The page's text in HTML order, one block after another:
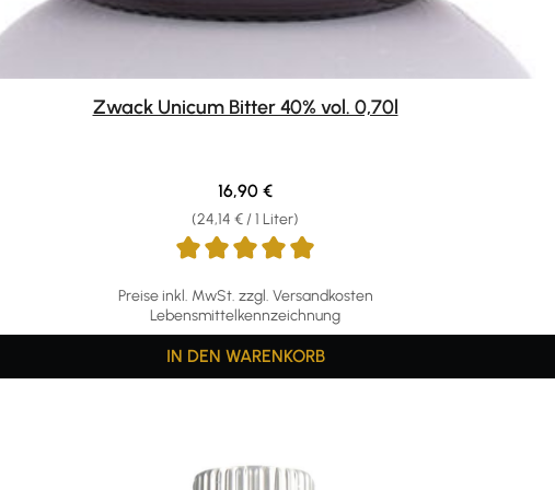
Zwack Unicum Bitter 40% vol. 0,70l
Preise inkl. MwSt. zzgl. Versandkosten
Lebensmittelkennzeichnung
(24,14 € / 1 Liter)
Regulärer Preis:
16,90 €
IN DEN WARENKORB